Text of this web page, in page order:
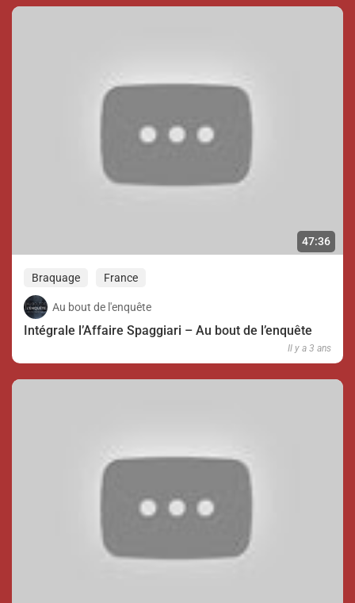
47:36
Braquage France
Au bout de l'enquête
Intégrale l’Affaire Spaggiari – Au bout de l’enquête
Il y a 3 ans